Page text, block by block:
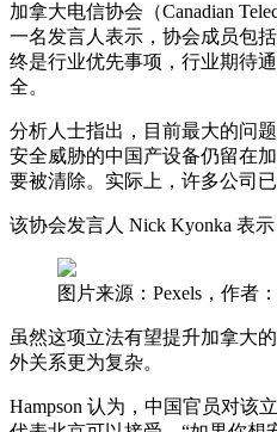
加拿大电信协会（Canadian
一名发言人表示，协会成员包
终是行业优先事项，行业期待
全。
分析人士指出，目前最大的问
安全威胁的中国产设备仍留在
要被清除。实际上，许多公司
该协会发言人 Nick Kyonka 表
图片来源：Pexels，作者
虽然这项立法有望提升加拿大
外关系更为复杂。
Hampson 认为，中国官员对该